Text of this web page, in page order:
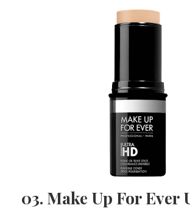
03. Make Up For Ever